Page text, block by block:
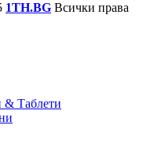
1TH.BG Всички права
& Таблети